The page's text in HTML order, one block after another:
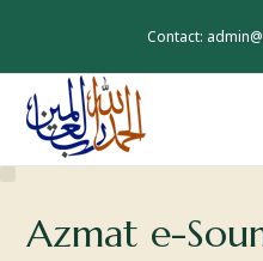
Contact:
Azmat e-